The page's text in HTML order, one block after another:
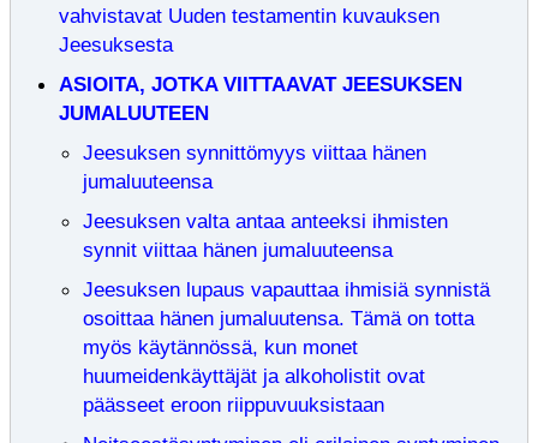
vahvistavat Uuden testamentin kuvauksen
Jeesuksesta
ASIOITA, JOTKA VIITTAAVAT JEESUKSEN
JUMALUUTEEN
Jeesuksen synnittömyys viittaa hänen
jumaluuteensa
Jeesuksen valta antaa anteeksi ihmisten
synnit viittaa hänen jumaluuteensa
Jeesuksen lupaus vapauttaa ihmisiä synnistä
osoittaa hänen jumaluutensa. Tämä on totta
myös käytännössä, kun monet
huumeidenkäyttäjät ja alkoholistit ovat
päässeet eroon riippuvuuksistaan